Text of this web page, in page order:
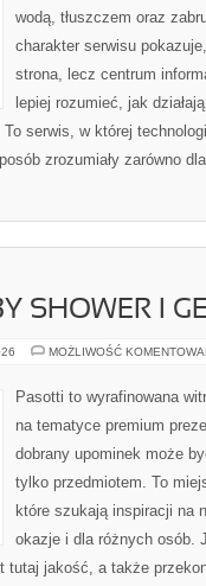
wodą, tłuszczem oraz
charakter serwisu
strona, lecz centrum
lepiej rozumieć, jak
serwis, w której
zrozumiały zarówno
SHOWER I
MOŻLIWOŚĆ
Pasotti to wyrafinowana
na tematyce premium
dobrany upominek może
tylko przedmiotem. To
które szukają inspiracji na
okazje i dla różnych osób.
tutaj jakość, a także